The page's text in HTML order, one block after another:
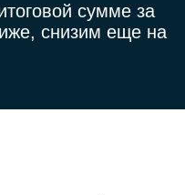
сумме за
снизим еще на